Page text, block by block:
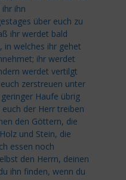
ihn
über euch zu
ihr werdet bald
welches ihr gehet
ihr werdet
werdet vertilgt
zerstreuen unter
Haufe übrig
der Herr treiben
den Göttern, die
und Stein, die
essen noch
den Herrn, deinen
ihn finden, wenn du